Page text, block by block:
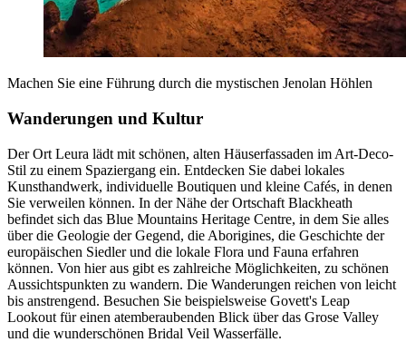
Machen Sie eine Führung durch die mystischen Jenolan Höhlen
Wanderungen und Kultur
Der Ort Leura lädt mit schönen, alten Häuserfassaden im Art-Deco-
Stil zu einem Spaziergang ein. Entdecken Sie dabei lokales
Kunsthandwerk, individuelle Boutiquen und kleine Cafés, in denen
Sie verweilen können. In der Nähe der Ortschaft Blackheath
befindet sich das Blue Mountains Heritage Centre, in dem Sie alles
über die Geologie der Gegend, die Aborigines, die Geschichte der
europäischen Siedler und die lokale Flora und Fauna erfahren
können. Von hier aus gibt es zahlreiche Möglichkeiten, zu schönen
Aussichtspunkten zu wandern. Die Wanderungen reichen von leicht
bis anstrengend. Besuchen Sie beispielsweise Govett's Leap
Lookout für einen atemberaubenden Blick über das Grose Valley
und die wunderschönen Bridal Veil Wasserfälle.